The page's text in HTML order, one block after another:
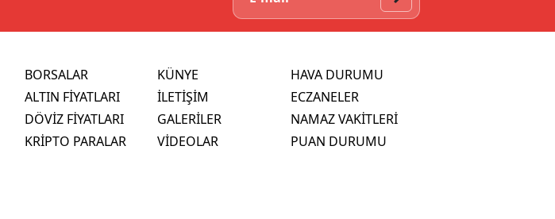
BORSALAR
ALTIN FİYATLARI
DÖVİZ FİYATLARI
KRİPTO PARALAR
KÜNYE
İLETİŞİM
GALERİLER
VİDEOLAR
HAVA DURUMU
ECZANELER
NAMAZ VAKİTLERİ
PUAN DURUMU